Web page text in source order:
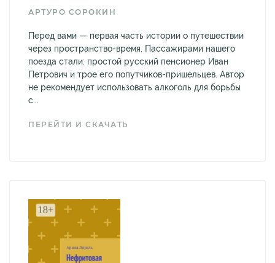
АРТУРО СОРОКИН
Перед вами — первая часть истории о путешествии
через пространство-время. Пассажирами нашего
поезда стали: простой русский пенсионер Иван
Петрович и трое его попутчиков-пришельцев. Автор
не рекомендует использовать алкоголь для борьбы
с...
ПЕРЕЙТИ И СКАЧАТЬ